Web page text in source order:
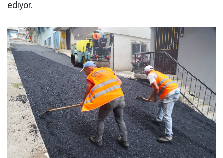
ediyor.